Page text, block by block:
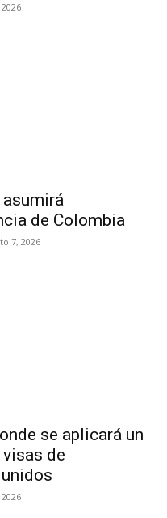
de Colombia
7, 2026
se aplicará un
de